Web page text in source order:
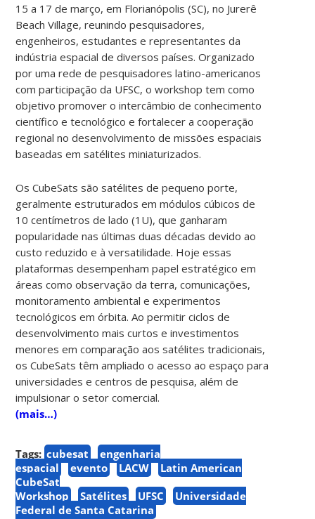
15 a 17 de março, em Florianópolis (SC), no Jurerê
Beach Village, reunindo pesquisadores,
engenheiros, estudantes e representantes da
indústria espacial de diversos países.Organizado
por uma rede de pesquisadores latino-americanos
com participação da UFSC, o workshop tem como
objetivo promover o intercâmbio de conhecimento
científico e tecnológico e fortalecer a cooperação
regional no desenvolvimento de missões espaciais
baseadas em satélites miniaturizados.
Os CubeSats são satélites de pequeno porte,
geralmente estruturados em módulos cúbicos de
10 centímetros de lado (1U), que ganharam
popularidade nas últimas duas décadas devido ao
custo reduzido e à versatilidade. Hoje essas
plataformas desempenham papel estratégico em
áreas como observação da terra, comunicações,
monitoramento ambiental e experimentos
tecnológicos em órbita. Ao permitir ciclos de
desenvolvimento mais curtos e investimentos
menores em comparação aos satélites tradicionais,
os CubeSats têm ampliado o acesso ao espaço para
universidades e centros de pesquisa, além de
impulsionar o setor comercial.
(mais…)
Tags: cubesat
engenharia
espacial
evento LACW
Latin American
CubeSat
Workshop
Satélites UFSC
Universidade
Federal de Santa Catarina